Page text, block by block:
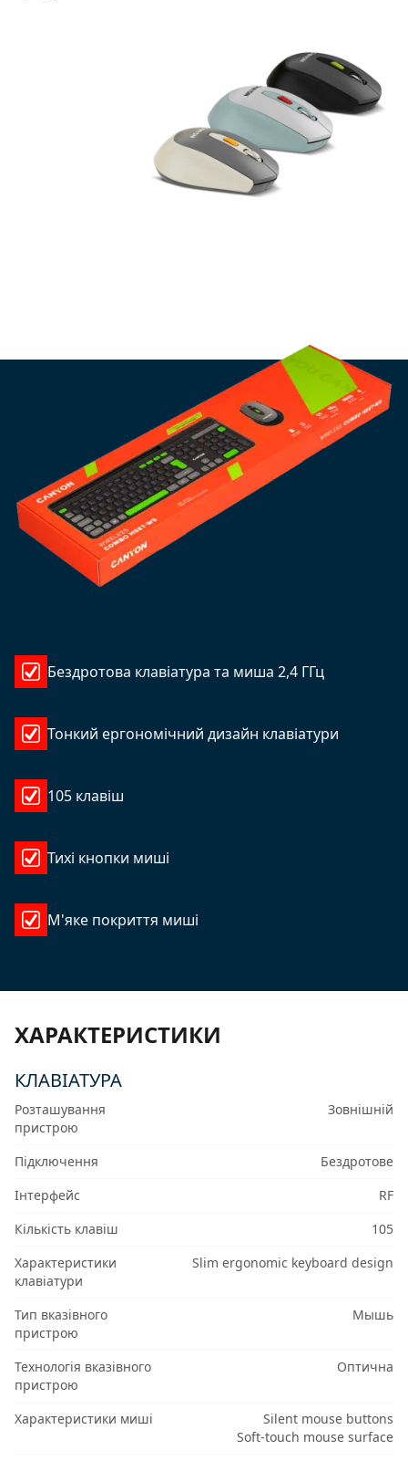
Бездротова клавіатура та миша 2,4 ГГц
Тонкий ергономічний дизайн клавіатури
105 клавіш
Тихі кнопки миші
М'яке покриття миші
ХАРАКТЕРИСТИКИ
КЛАВІАТУРА
Розташування
пристрою
Зовнішній
Підключення
Бездротове
Інтерфейс
RF
Кількість клавіш
105
Характеристики
клавіатури
Slim ergonomic keyboard design
Тип вказівного
пристрою
Мышь
Технологія вказівного
пристрою
Оптична
Характеристики миші
Silent mouse buttons
Soft-touch mouse surface